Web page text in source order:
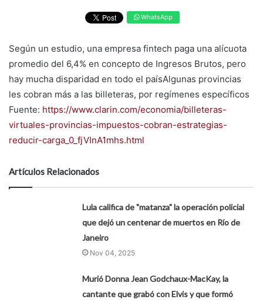
WhatsApp
Según un estudio, una empresa fintech paga una alícuota
promedio del 6,4% en concepto de Ingresos Brutos, pero
hay mucha disparidad en todo el paísAlgunas provincias
les cobran más a las billeteras, por regímenes específicos
Fuente: https://www.clarin.com/economia/billeteras-
virtuales-provincias-impuestos-cobran-estrategias-
reducir-carga_0_fjVInA1mhs.html
Artículos Relacionados
Lula califica de "matanza" la operación policial
que dejó un centenar de muertos en Río de
Janeiro
Nov 04, 2025
Murió Donna Jean Godchaux-MacKay, la
cantante que grabó con Elvis y que formó